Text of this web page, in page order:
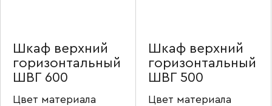
Шкаф верхний
горизонтальный
ШВГ 600
Цвет материала
Шкаф верхний
горизонтальный
ШВГ 500
Цвет материала
Прикрепите логотип
компании